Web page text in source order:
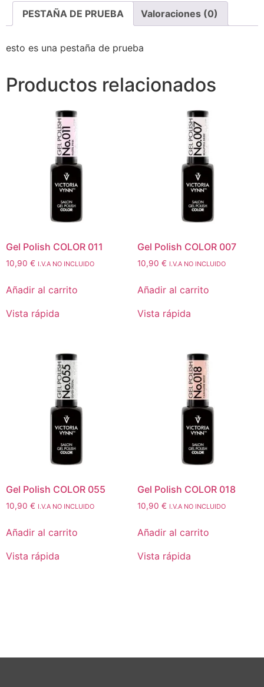
PESTAÑA DE PRUEBA Valoraciones (0)
esto es una pestaña de prueba
Productos relacionados
Gel Polish COLOR 011
10,90 € I.V.A NO INCLUIDO
Añadir al carrito
Vista rápida
Gel Polish COLOR 007
10,90 € I.V.A NO INCLUIDO
Añadir al carrito
Vista rápida
Gel Polish COLOR 055
10,90 € I.V.A NO INCLUIDO
Añadir al carrito
Vista rápida
Gel Polish COLOR 018
10,90 € I.V.A NO INCLUIDO
Añadir al carrito
Vista rápida